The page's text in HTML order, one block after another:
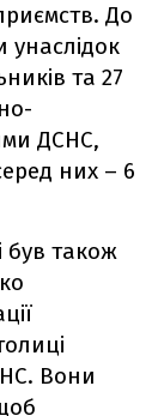
До
унаслідок
та 27
ДСНС,
них – 6
був також
Вони